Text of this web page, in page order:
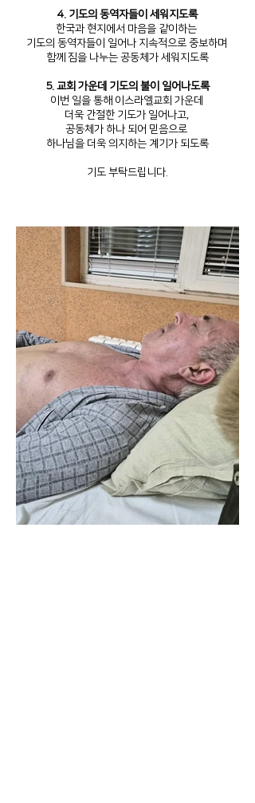
4. 기도의 동역자들이 세워지도록
한국과 현지에서 마음을 같이하는
기도의 동역자들이 일어나 지속적으로 중보하며
함께 짐을 나누는 공동체가 세워지도록
5. 교회 가운데 기도의 불이 일어나도록
이번 일을 통해 이스라엘교회 가운데
더욱 간절한 기도가 일어나고,
공동체가 하나 되어 믿음으로
하나님을 더욱 의지하는 계기가 되도록
기도 부탁드립니다.